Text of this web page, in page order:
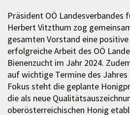
Präsident OÖ Landesverbandes
Herbert Vitzthum zog
gesamten Vorstand eine
erfolgreiche Arbeit des OÖ
Bienenzucht im Jahr 2024.
auf wichtige Termine des Jahres
Fokus steht die geplante
die als neue
oberösterreichischen Honig